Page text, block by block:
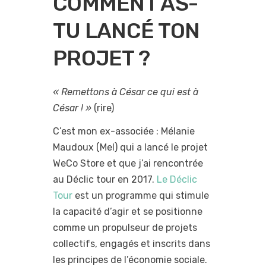
TU LANCÉ TON
PROJET ?
« Remettons à César ce qui est à
César ! » (rire)
C’est mon ex-associée : Mélanie
Maudoux (Mel) qui a lancé le projet
WeCo Store et que j’ai rencontrée
au Déclic tour en 2017. Le Déclic
Tour est un programme qui stimule
la capacité d’agir et se positionne
comme un propulseur de projets
collectifs, engagés et inscrits dans
les principes de l’économie sociale.